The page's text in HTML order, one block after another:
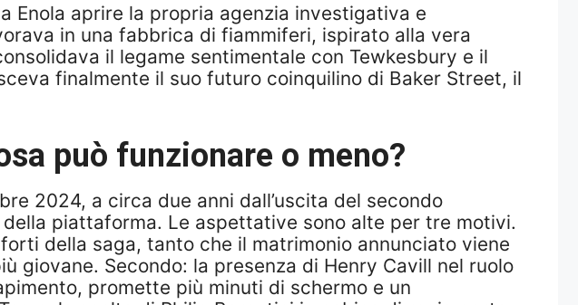
Enola aprire la propria agenzia investigativa e
in una fabbrica di fiammiferi, ispirato alla vera
il legame sentimentale con Tewkesbury e il
finalmente il suo futuro coinquilino di Baker Street, il
può funzionare o meno?
2024, a circa due anni dall’uscita del secondo
piattaforma. Le aspettative sono alte per tre motivi.
della saga, tanto che il matrimonio annunciato viene
Secondo: la presenza di Henry Cavill nel ruolo
promette più minuti di schermo e un